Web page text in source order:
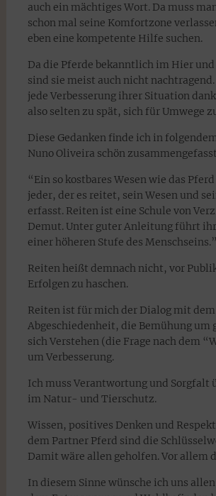
auch ein mächtiges Wort. Da muss
schon mal seine Komfortzone
eben eine kompetente Hilfe suchen.
Da die Pferde bekanntlich im Hier und
sind sie meist auch nicht
jede Verbesserung ihrer Situation
also selten zu spät, sich für Umwege
Diese Gedanken finde ich in
Nuno Oliveira schön
“Ein so kostbares Wesen wie das
jeder, der es reitet, sein Wesen und
erfasst. Reiten ist eine Schule von
Demut. Unter guter Anleitung führt
einer höheren Stufe des Menschseins.”
Reiten heißt demnach nicht, vor
Erfolgen zu haschen.
Reiten ist für mich der Dialog mit
Abgeschiedenheit, die Bemühung um
sich Verstehen (die Frage nach dem
um Verbesserung.
Ich muss Verantwortung und Sorgfalt
im Natur- und Tierschutz.
Wissen, positives Denken und
dem Partner Pferd sind die
Damit wäre allen geholfen. Vor allem
In diesem Sinne wünsche ich uns